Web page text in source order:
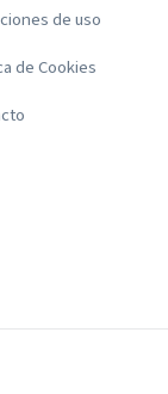
de uso
de Cookies